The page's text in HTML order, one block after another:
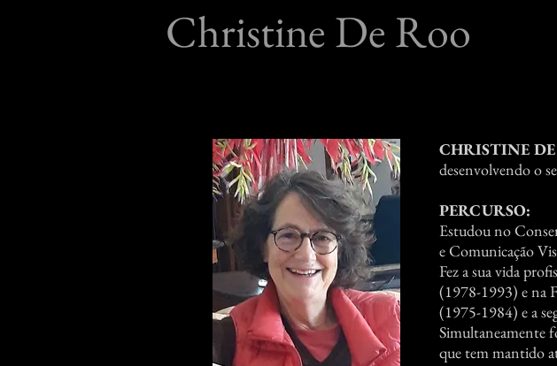
Christine De Roo
CHRISTINE
desenvolvendo o
PERCURSO:
Estudou no
e Comunicação
Fez a sua vida
(1978-1993) e na
(1975-1984) e a
Simultaneamente
que tem mantido